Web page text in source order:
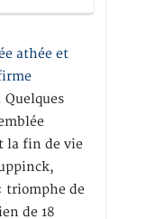
athée et
Quelques
la fin de vie
triomphe de
de 18